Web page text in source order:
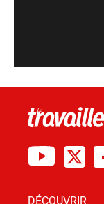
DÉCOUVRIR